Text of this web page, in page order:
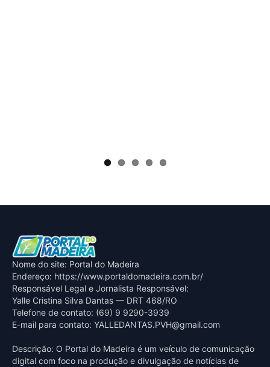
Nome do site: Portal do Madeira
Endereço: https://www.portaldomadeira.com.br/
Responsável Legal e Jornalista Responsável:
Yalle Cristina Silva Dantas — DRT 468/RO
Telefone de contato: (69) 9 9290-3939
E-mail para contato: YALLEDANTAS.PVH@gmail.com
Descrição: O Portal do Madeira é um veículo de comunicação
digital com foco na produção e divulgação de notícias de